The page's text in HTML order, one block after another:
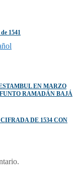
1541
EN MARZO
RAMADÁN BAJÁ
DE 1534 CON